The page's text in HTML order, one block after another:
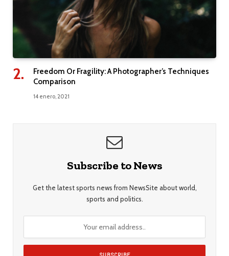
Freedom Or Fragility: A Photographer’s Techniques
Comparison
14 enero, 2021
Subscribe to News
Get the latest sports news from NewsSite about world,
sports and politics.